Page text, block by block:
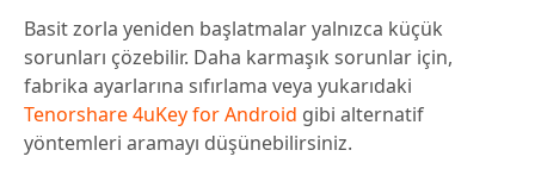
Basit zorla yeniden başlatmalar yalnızca küçük
sorunları çözebilir. Daha karmaşık sorunlar için,
fabrika ayarlarına sıfırlama veya yukarıdaki
Tenorshare 4uKey for Android gibi alternatif
yöntemleri aramayı düşünebilirsiniz.